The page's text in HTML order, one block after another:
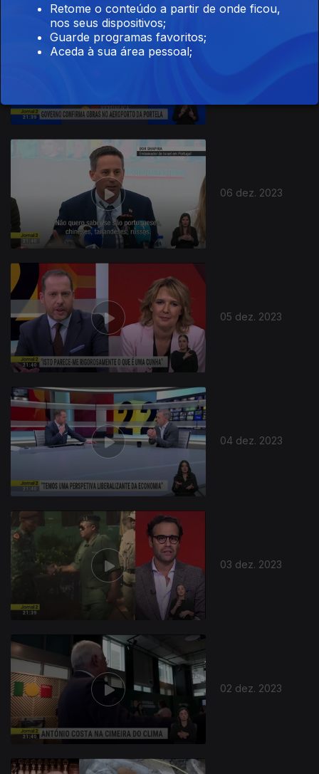
06 dez. 2023
05 dez. 2023
04 dez. 2023
03 dez. 2023
02 dez. 2023
Retome o conteúdo a partir de onde ficou,
nos seus dispositivos;
Guarde programas favoritos;
Aceda à sua área pessoal;